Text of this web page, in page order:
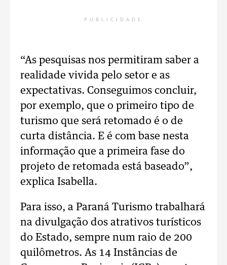
PUBLICIDADE
“As pesquisas nos permitiram saber a
realidade vivida pelo setor e as
expectativas. Conseguimos concluir,
por exemplo, que o primeiro tipo de
turismo que será retomado é o de
curta distância. E é com base nesta
informação que a primeira fase do
projeto de retomada está baseado”,
explica Isabella.
Para isso, a Paraná Turismo trabalhará
na divulgação dos atrativos turísticos
do Estado, sempre num raio de 200
quilômetros. As 14 Instâncias de